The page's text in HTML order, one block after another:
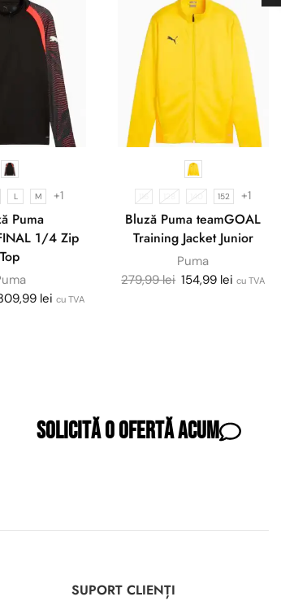
L M +1
Puma
1/4 Zip
Top
lei cu TVA
116 128 140 152 +1
Bluză Puma teamGOAL
Training Jacket Junior
Puma
279,99lei 154,99 lei cu TVA
Solicită o ofertă acum
SUPORT CLIENȚI